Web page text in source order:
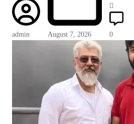
admin August 7, 2026 0